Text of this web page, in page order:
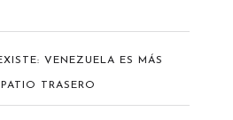
VENEZUELA ES MÁS
TRASERO